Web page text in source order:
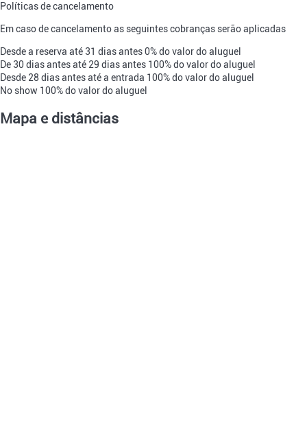
Políticas de cancelamento
Em caso de cancelamento as seguintes cobranças serão aplicadas
Desde a reserva até 31 dias antes0% do valor do aluguel
De 30 dias antes até 29 dias antes 100% do valor do aluguel
Desde 28 dias antes até a entrada 100% do valor do aluguel
No show 100% do valor do aluguel
Mapa e distâncias